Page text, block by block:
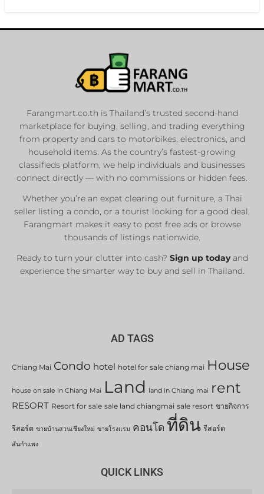
Farangmart.co.th is Thailand’s trusted second-hand
marketplace for buying, selling, and trading everything
from property and cars to motorbikes, electronics, and
household items. As the country’s fastest-growing
classifieds platform, we help individuals and businesses
connect directly — with no commissions or hidden fees.
Whether you’re an expat clearing out furniture, a Thai
seller listing a condo, or a tourist looking for a good deal,
Farangmart makes it easy to post free ads or browse
thousands of listings nationwide.
Ready to turn your clutter into cash? Sign up todayand
experience the smarter way to buy and sell in Thailand.
AD TAGS
Chiang Mai Condo hotel hotel for sale chiang mai House
house on sale in Chiang Mai Land land in Chiang mai rent
RESORT Resort for sale sale land chiangmai sale resort ขายกิจการ
รีสอร์ต ขายบ้านสวนเชียงใหม่ ขายโรงแรม คอนโด ที่ดิน รีสอร์ต
สันกำแพง
QUICK LINKS